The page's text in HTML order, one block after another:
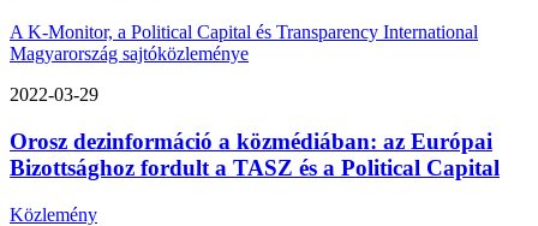
A K-Monitor, a Political Capital és Transparency International
Magyarország sajtóközleménye
2022-03-29
Orosz dezinformáció a közmédiában: az Európai
Bizottsághoz fordult a TASZ és a Political Capital
Közlemény